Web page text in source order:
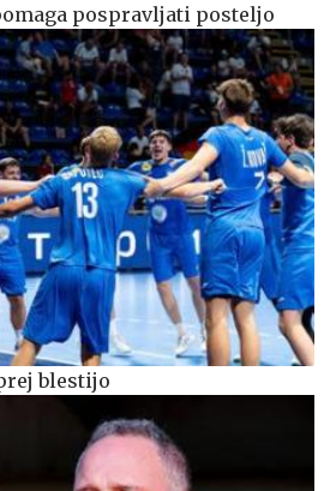
pospravljati posteljo
blestijo